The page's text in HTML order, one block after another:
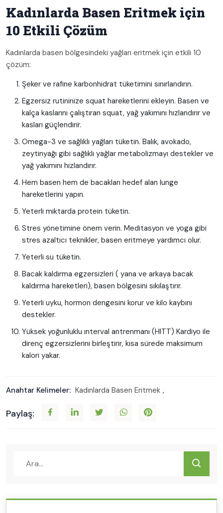
Kadınlarda Basen Eritmek için
10 Etkili Çözüm
Kadınlarda basen bölgesindeki yağları eritmek için etkili 10
çözüm:
Şeker ve rafine karbonhidrat tüketimini sınırlandırın.
Egzersiz rutininize squat hareketlerini ekleyin. Basen ve
kalça kaslarını çalıştıran squat, yağ yakımını hızlandırır ve
kasları güçlendirir.
Omega-3 ve sağlıklı yağları tüketin. Balık, avokado,
zeytinyağı gibi sağlıklı yağlar metabolizmayı destekler ve
yağ yakımını hızlandırır.
Hem basen hem de bacakları hedef alan lunge
hareketlerini yapın.
Yeterli miktarda protein tüketin.
Stres yönetimine önem verin. Meditasyon ve yoga gibi
stres azaltıcı teknikler, basen eritmeye yardımcı olur.
Yeterli su tüketin.
Bacak kaldırma egzersizleri ( yana ve arkaya bacak
kaldırma hareketleri), basen bölgesini sıkılaştırır.
Yeterli uyku, hormon dengesini korur ve kilo kaybını
destekler.
Yüksek yoğunluklu ınterval antrenmanı (HITT) Kardiyo ile
direnç egzersizlerini birleştirir, kısa sürede maksimum
kalori yakar.
Anahtar Kelimeler: Kadınlarda Basen Eritmek ,
Paylaş: